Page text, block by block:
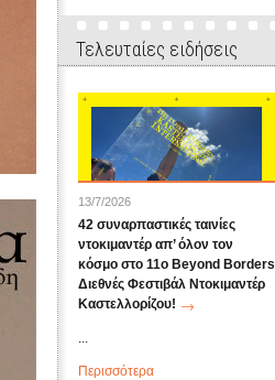
Τελευταίες ειδήσεις
13/7/2026
42 συναρπαστικές ταινίες
ντοκιμαντέρ απ’ όλον τον
κόσμο στο 11ο Beyond Borders
Διεθνές Φεστιβάλ Ντοκιμαντέρ
Καστελλορίζου!
...
Περισσότερα